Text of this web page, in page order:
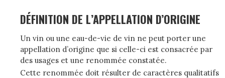
DÉFINITION DE L’APPELLATION D’ORIGINE
Un vin ou une eau-de-vie de vin ne peut porter une
appellation d’origine que si celle-ci est consacrée par
des usages et une renommée constatée.
Cette renommée doit résulter de caractères qualitatifs